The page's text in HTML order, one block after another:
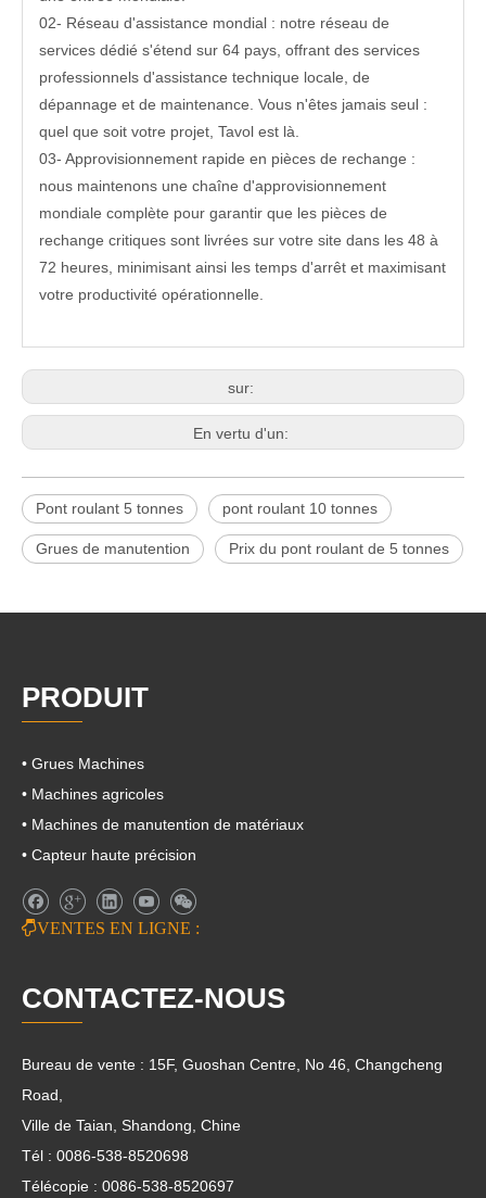
02- Réseau d'assistance mondial : notre réseau de
services dédié s'étend sur 64 pays, offrant des services
professionnels d'assistance technique locale, de
dépannage et de maintenance. Vous n'êtes jamais seul :
quel que soit votre projet, Tavol est là.
03- Approvisionnement rapide en pièces de rechange :
nous maintenons une chaîne d'approvisionnement
mondiale complète pour garantir que les pièces de
rechange critiques sont livrées sur votre site dans les 48 à
72 heures, minimisant ainsi les temps d'arrêt et maximisant
votre productivité opérationnelle.
sur:
En vertu d'un:
Pont roulant 5 tonnes pont roulant 10 tonnes
Grues de manutention Prix ​​​​du pont roulant de 5 tonnes
PRODUIT
• Grues Machines
• Machines agricoles
• Machines de manutention de matériaux
• Capteur haute précision
VENTES EN LIGNE :
CONTACTEZ-NOUS
Bureau de vente : 15F, Guoshan Centre, No 46, Changcheng
Road,
Ville de Taian, Shandong, Chine
Tél : 0086-538-8520698
Télécopie : 0086-538-8520697